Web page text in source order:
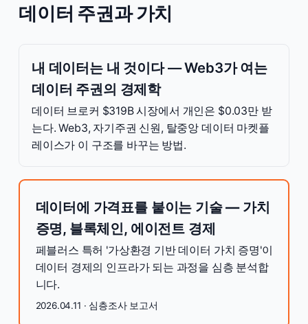
데이터 주권과 가치
내 데이터는 내 것이다 — Web3가 여는
데이터 주권의 경제학
데이터 브로커 $319B 시장에서 개인은 $0.03만 받
는다. Web3, 자기주권 신원, 탈중앙 데이터 마켓플
레이스가 이 구조를 바꾸는 방법.
데이터에 가격표를 붙이는 기술 — 가치
증명, 블록체인, 에이전트 경제
페블러스 특허 '가상환경 기반 데이터 가치 증명'이
데이터 경제의 인프라가 되는 과정을 심층 분석합
니다.
2026.04.11 · 심층조사 보고서